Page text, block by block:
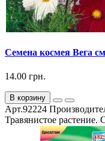
Семена космея Вега
14.00 грн.
В корзину
Арт.92224
Травянистое растение.